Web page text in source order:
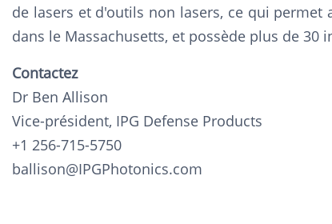
de lasers et d'outils non lasers, ce qui
dans le Massachusetts, et possède plus de 30
Contactez
Dr Ben Allison
Vice-président, IPG Defense Products
+1 256-715-5750
ballison@IPGPhotonics.com